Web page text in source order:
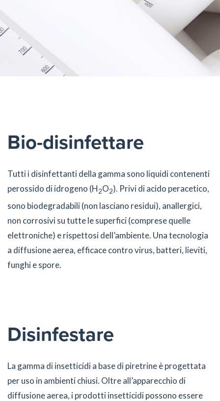
Bio-disinfettare
Tutti i disinfettanti della gamma sono liquidi contenenti
perossido di idrogeno (H2O2). Privi di acido peracetico,
sono biodegradabili (non lasciano residui), anallergici,
non corrosivi su tutte le superfici (comprese quelle
elettroniche) e rispettosi dell’ambiente. Una tecnologia
a diffusione aerea, efficace contro virus, batteri, lieviti,
funghi e spore.
Disinfestare
La gamma di insetticidi a base di piretrine è progettata
per uso in ambienti chiusi. Oltre all’apparecchio di
diffusione aerea, i prodotti insetticidi possono essere